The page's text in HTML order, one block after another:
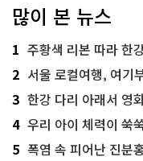
많이 본 뉴스
1 주황색 리본 따라 한강부
2 서울 로컬여행, 여기
3 한강 다리 아래서 영
4 우리 아이 체력이 쑥
5 폭염 속 피어난 진분